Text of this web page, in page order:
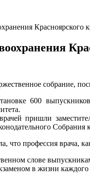
Красноярского
собрание,
600
пришли
Собрания
что профессия врача,
слове
в жизни